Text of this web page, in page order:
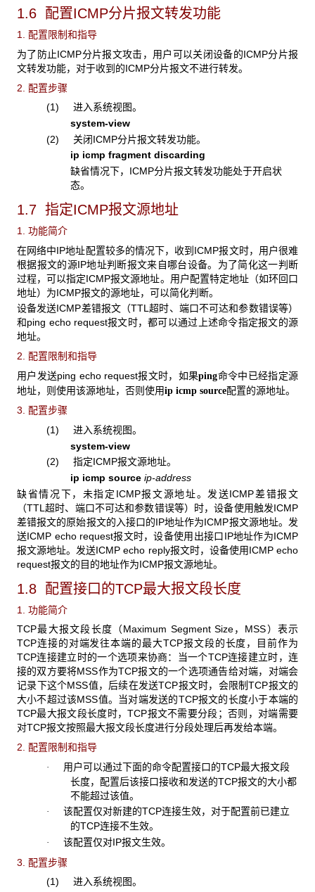
1.6 配置ICMP分片报文转发功能
1. 配置限制和指导
为了防止ICMP分片报文攻击，用户可以关闭设备的ICMP分片报
文转发功能，对于收到的ICMP分片报文不进行转发。
2. 配置步骤
(1) 进入系统视图。
system-view
(2) 关闭ICMP分片报文转发功能。
ip icmp fragment discarding
缺省情况下，ICMP分片报文转发功能处于开启状
态。
1.7 指定ICMP报文源地址
1. 功能简介
在网络中IP地址配置较多的情况下，收到ICMP报文时，用户很难
根据报文的源IP地址判断报文来自哪台设备。为了简化这一判断
过程，可以指定ICMP报文源地址。用户配置特定地址（如环回口
地址）为ICMP报文的源地址，可以简化判断。
设备发送ICMP差错报文（TTL超时、端口不可达和参数错误等）
和ping echo request报文时，都可以通过上述命令指定报文的源
地址。
2. 配置限制和指导
用户发送ping echo request报文时，如果ping命令中已经指定源
地址，则使用该源地址，否则使用ip icmp source配置的源地址。
3. 配置步骤
(1) 进入系统视图。
system-view
(2) 指定ICMP报文源地址。
ip icmp source ip-address
缺省情况下，未指定ICMP报文源地址。发送ICMP差错报文
（TTL超时、端口不可达和参数错误等）时，设备使用触发ICMP
差错报文的原始报文的入接口的IP地址作为ICMP报文源地址。发
送ICMP echo request报文时，设备使用出接口IP地址作为ICMP
报文源地址。发送ICMP echo reply报文时，设备使用ICMP echo
request报文的目的地址作为ICMP报文源地址。
1.8 配置接口的TCP最大报文段长度
1. 功能简介
TCP最大报文段长度（Maximum Segment Size，MSS）表示
TCP连接的对端发往本端的最大TCP报文段的长度，目前作为
TCP连接建立时的一个选项来协商：当一个TCP连接建立时，连
接的双方要将MSS作为TCP报文的一个选项通告给对端，对端会
记录下这个MSS值，后续在发送TCP报文时，会限制TCP报文的
大小不超过该MSS值。当对端发送的TCP报文的长度小于本端的
TCP最大报文段长度时，TCP报文不需要分段；否则，对端需要
对TCP报文按照最大报文段长度进行分段处理后再发给本端。
2. 配置限制和指导
· 用户可以通过下面的命令配置接口的TCP最大报文段
长度，配置后该接口接收和发送的TCP报文的大小都
不能超过该值。
· 该配置仅对新建的TCP连接生效，对于配置前已建立
的TCP连接不生效。
· 该配置仅对IP报文生效。
3. 配置步骤
(1) 进入系统视图。